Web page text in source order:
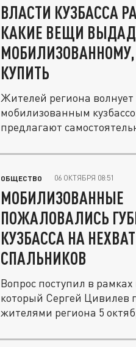
ВЛАСТИ КУЗБАССА
КАКИЕ ВЕЩИ
КУПИТЬ
Жителей региона волнует
мобилизованным
предлагают
ОБЩЕСТВО 06 ОКТЯБРЯ 08:51
МОБИЛИЗОВАННЫЕ
ПОЖАЛОВАЛИСЬ
КУЗБАССА НА
СПАЛЬНИКОВ
Вопрос поступил в
который Сергей Цивилев
жителями региона 5